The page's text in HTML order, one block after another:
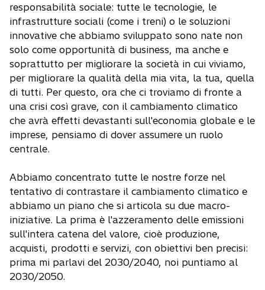
responsabilità sociale: tutte le tecnologie, le
infrastrutture sociali (come i treni) o le soluzioni
innovative che abbiamo sviluppato sono nate non
solo come opportunità di business, ma anche e
soprattutto per migliorare la società in cui viviamo,
per migliorare la qualità della mia vita, la tua, quella
di tutti. Per questo, ora che ci troviamo di fronte a
una crisi così grave, con il cambiamento climatico
che avrà effetti devastanti sull'economia globale e le
imprese, pensiamo di dover assumere un ruolo
centrale.
Abbiamo concentrato tutte le nostre forze nel
tentativo di contrastare il cambiamento climatico e
abbiamo un piano che si articola su due macro-
iniziative. La prima è l'azzeramento delle emissioni
sull'intera catena del valore, cioè produzione,
acquisti, prodotti e servizi, con obiettivi ben precisi:
prima mi parlavi del 2030/2040, noi puntiamo al
2030/2050.